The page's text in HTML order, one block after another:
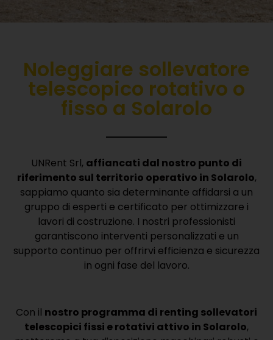
Noleggiare sollevatore
telescopico rotativo o
fisso a Solarolo
UNRent Srl, affiancati dal nostro punto di
riferimento sul territorio operativo in Solarolo,
sappiamo quanto sia determinante affidarsi a un
gruppo di esperti e certificato per ottimizzare i
lavori di costruzione. I nostri professionisti
garantiscono interventi personalizzati e un
supporto continuo per offrirvi efficienza e sicurezza
in ogni fase del lavoro.
Con il nostro programma di renting sollevatori
telescopici fissi e rotativi attivo in Solarolo,